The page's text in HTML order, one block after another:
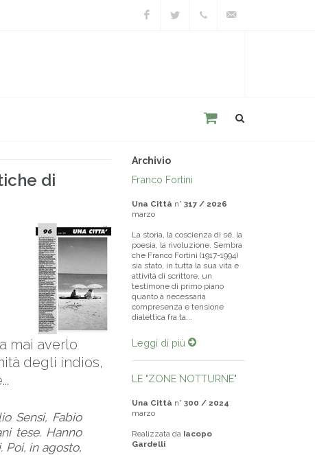
di
mai averlo
degli indios,
Sensi, Fabio
tese. Hanno
Poi, in agosto,
Archivio
Franco Fortini
Una Città n° 317 / 2026
marzo
La storia, la coscienza di sé, la
poesia, la rivoluzione. Sembra
che Franco Fortini (1917-1994)
sia stato, in tutta la sua vita e
attività di scrittore, un
testimone di primo piano
quanto a necessaria
compresenza e tensione
dialettica fra ta...
Leggi di più
LE "ZONE NOTTURNE"
Una Città n° 300 / 2024
marzo
Realizzata da Iacopo
Gardelli